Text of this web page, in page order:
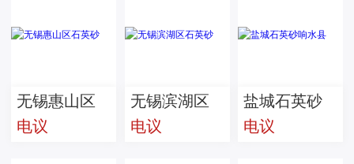
无锡惠山区
石英砂
电议
无锡滨湖区
石英砂
电议
盐城石英砂
响水县
电议